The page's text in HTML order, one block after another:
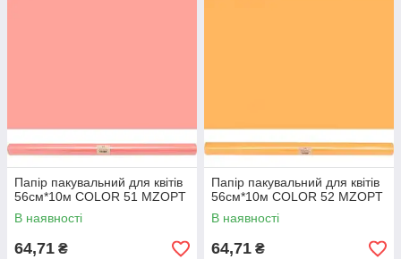
Папір пакувальний для квітів
56см*10м COLOR 51 MZOPT
В наявності
64,71 ₴
Папір пакувальний для квітів
56см*10м COLOR 52 MZOPT
В наявності
64,71 ₴